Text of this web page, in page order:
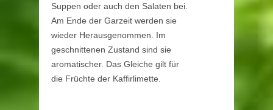
Suppen oder auch den Salaten bei.
Am Ende der Garzeit werden sie
wieder Herausgenommen. Im
geschnittenen Zustand sind sie
aromatischer. Das Gleiche gilt für
die Früchte der Kaffirlimette.